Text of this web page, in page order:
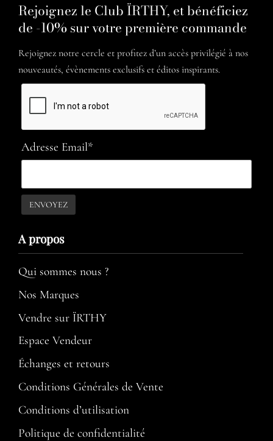
Rejoignez le Club ÏRTHY, et bénéficiez
de -10% sur votre première commande
Rejoignez notre cercle et profitez d’un accès privilégié à nos
nouveautés, évènements exclusifs et éditos inspirants.
Adresse Email*
A propos​
Qui sommes nous ?
Nos Marques
Vendre sur ÏRTHY
Espace Vendeur
Échanges et retours
Conditions Générales de Vente
Conditions d’utilisation​
Politique de confidentialité